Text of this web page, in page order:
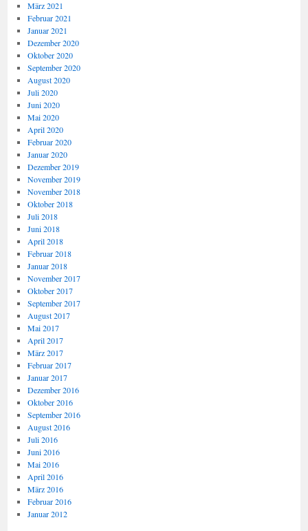
März 2021
Februar 2021
Januar 2021
Dezember 2020
Oktober 2020
September 2020
August 2020
Juli 2020
Juni 2020
Mai 2020
April 2020
Februar 2020
Januar 2020
Dezember 2019
November 2019
November 2018
Oktober 2018
Juli 2018
Juni 2018
April 2018
Februar 2018
Januar 2018
November 2017
Oktober 2017
September 2017
August 2017
Mai 2017
April 2017
März 2017
Februar 2017
Januar 2017
Dezember 2016
Oktober 2016
September 2016
August 2016
Juli 2016
Juni 2016
Mai 2016
April 2016
März 2016
Februar 2016
Januar 2012